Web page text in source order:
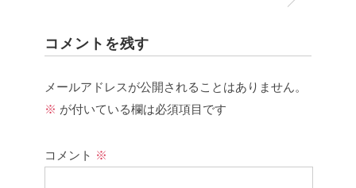
コメントを残す
メールアドレスが公開されることはありません。
※ が付いている欄は必須項目です
コメント ※